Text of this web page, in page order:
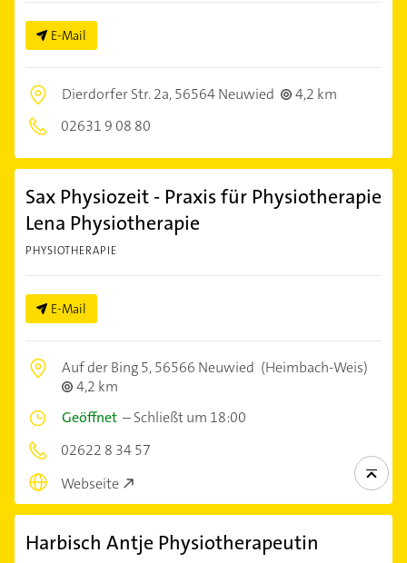
E-Mail
Dierdorfer Str. 2a,56564 Neuwied
4,2 km
02631 9 08 80
Sax Physiozeit - Praxis für Physiotherapie
Lena Physiotherapie
PHYSIOTHERAPIE
E-Mail
Auf der Bing 5,56566 Neuwied (Heimbach-Weis)
4,2 km
Geöffnet –Schließt um 18:00
02622 8 34 57
Webseite
Harbisch Antje Physiotherapeutin